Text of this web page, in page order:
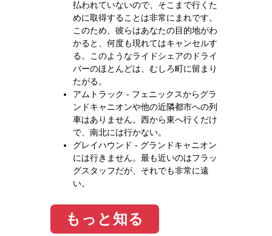
払われていないので、そこまで行くた
めに取得することは非常にまれです。
このため、彼らはあなたの目的地がわ
かると、何度も現れてはキャンセルす
る。このようなライドシェアのドライ
バーのほとんどは、むしろ町に留まり
たがる。
アムトラック - フェニックスからグラ
ンドキャニオンや他の近隣都市への列
車はありません。西から東へ行くだけ
で、南北には行かない。
グレイハウンド - グランドキャニオン
には行きません。最も近いのはフラッ
グスタッフだが、それでも非常に遠
い。
もっと知る